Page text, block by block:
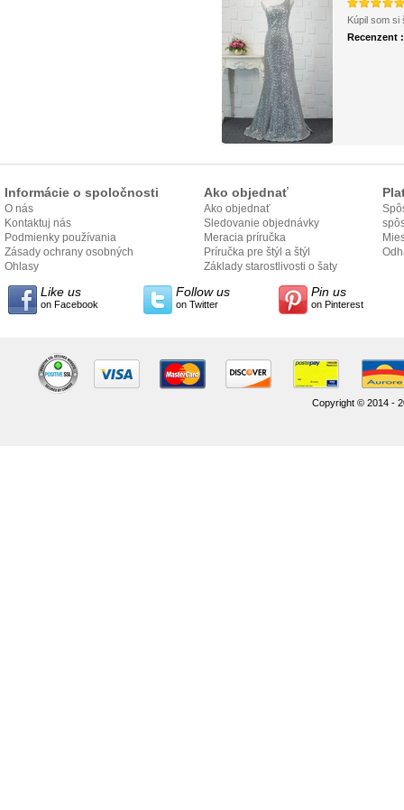
Kúpil som si
Recenzent
Informácie o spoločnosti
O nás
Kontaktuj nás
Podmienky používania
Zásady ochrany osobných
údajov
Ohlasy
Ako objednať
Ako objednať
Sledovanie objednávky
Meracia príručka
Príručka pre štýl a štýl
Základy starostlivosti o šaty
Like us
on Facebook
Follow us
on Twitter
Pin us
on Pinterest
Copyright © 2014 -